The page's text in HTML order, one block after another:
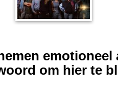
emotioneel
om hier te